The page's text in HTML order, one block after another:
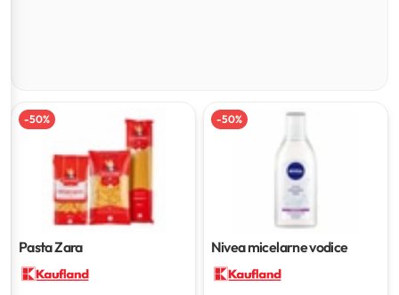
-50%
Pasta Zara
-50%
Nivea micelarne vodice